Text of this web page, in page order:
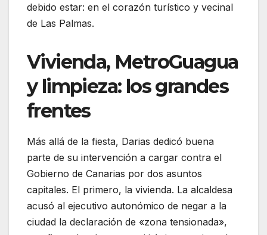
debido estar: en el corazón turístico y vecinal
de Las Palmas.
Vivienda, MetroGuagua
y limpieza: los grandes
frentes
Más allá de la fiesta, Darias dedicó buena
parte de su intervención a cargar contra el
Gobierno de Canarias por dos asuntos
capitales. El primero, la vivienda. La alcaldesa
acusó al ejecutivo autonómico de negar a la
ciudad la declaración de «zona tensionada»,